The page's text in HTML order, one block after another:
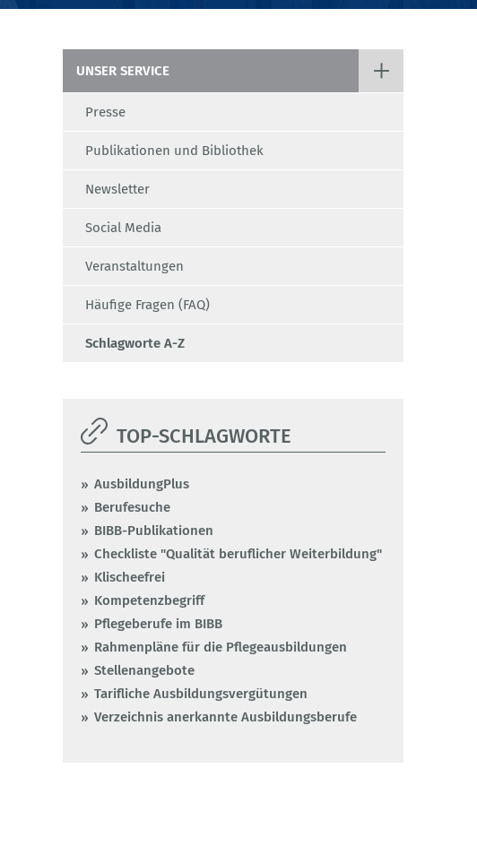
UNSER SERVICE
Presse
Publikationen und Bibliothek
Newsletter
Social Media
Veranstaltungen
Häufige Fragen (FAQ)
Schlagworte A-Z
TOP-SCHLAGWORTE
AusbildungPlus
Berufesuche
BIBB-Publikationen
Checkliste "Qualität beruflicher Weiterbildung"
Klischeefrei
Kompetenzbegriff
Pflegeberufe im BIBB
Rahmenpläne für die Pflegeausbildungen
Stellenangebote
Tarifliche Ausbildungsvergütungen
Verzeichnis anerkannte Ausbildungsberufe